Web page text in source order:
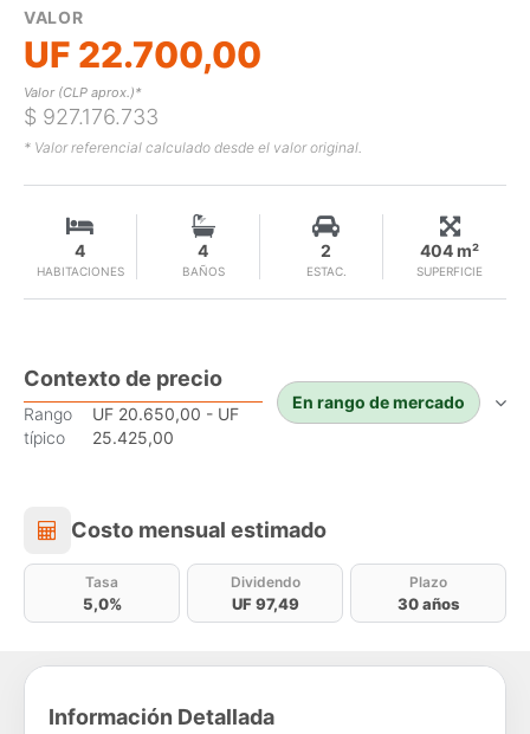
VALOR
UF 22.700,00
Valor (CLP aprox.)*
$ 927.176.733
* Valor referencial calculado desde el valor original.
HABITACIONES
4
BAÑOS
4
ESTAC.
2
SUPERFICIE
404 m²
Contexto de precio
Rango
típico
UF 20.650,00 - UF
25.425,00
En rango de mercado
Costo mensual estimado
Costo mensual estimado
Tasa
5,0%
Dividendo
UF 97,49
Plazo
30 años
Información Detallada